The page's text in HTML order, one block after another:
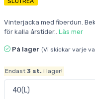
Vinterjacka med fiberdun.
för kalla årstider.. Läs mer
På lager (Vi skickar varje
Endast3 st. i lager!